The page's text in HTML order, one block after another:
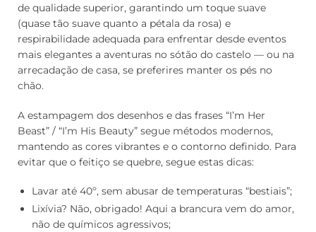
de qualidade superior, garantindo um toque suave
(quase tão suave quanto a pétala da rosa) e
respirabilidade adequada para enfrentar desde eventos
mais elegantes a aventuras no sótão do castelo — ou na
arrecadação de casa, se preferires manter os pés no
chão.
A estampagem dos desenhos e das frases “I’m Her
Beast” / “I’m His Beauty” segue métodos modernos,
mantendo as cores vibrantes e o contorno definido. Para
evitar que o feitiço se quebre, segue estas dicas:
Lavar até 40º, sem abusar de temperaturas “bestiais”;
Lixívia? Não, obrigado! Aqui a brancura vem do amor,
não de químicos agressivos;